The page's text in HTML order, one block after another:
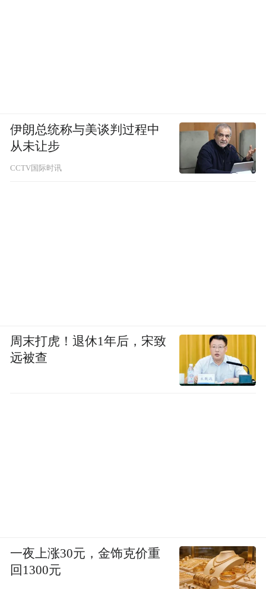
伊朗总统称与美谈判过程中
从未让步
CCTV国际时讯
周末打虎！退休1年后，宋致
远被查
一夜上涨30元，金饰克价重
回1300元